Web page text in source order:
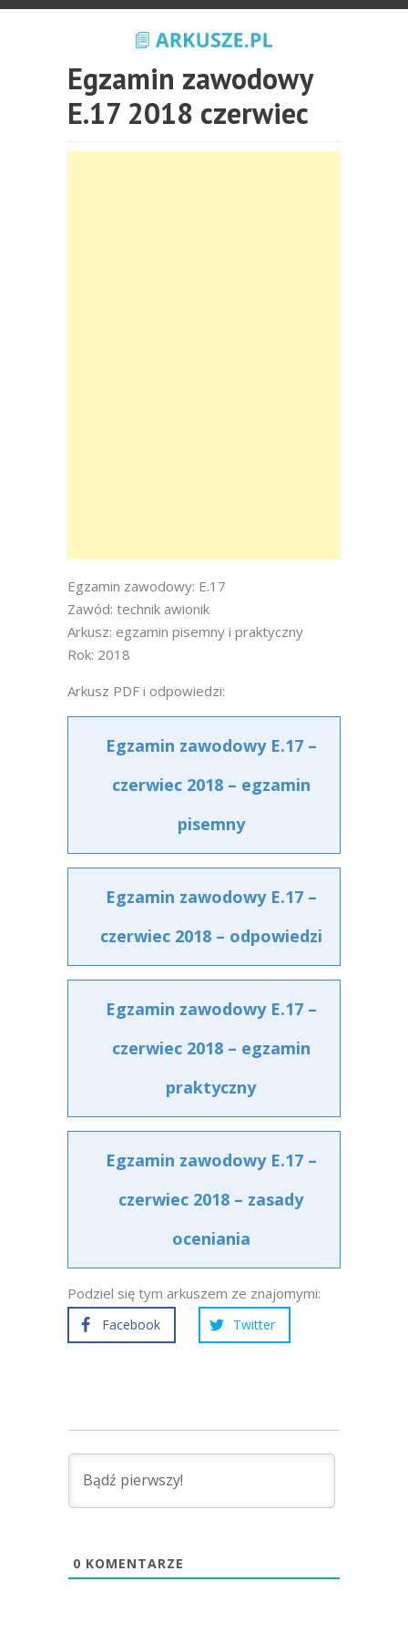
Egzamin zawodowy
E.17 2018 czerwiec
Egzamin zawodowy: E.17
Zawód: technik awionik
Arkusz: egzamin pisemny i praktyczny
Rok: 2018
Arkusz PDF i odpowiedzi:
Egzamin zawodowy E.17 –
czerwiec 2018 – egzamin
pisemny
Egzamin zawodowy E.17 –
czerwiec 2018 – odpowiedzi
Egzamin zawodowy E.17 –
czerwiec 2018 – egzamin
praktyczny
Egzamin zawodowy E.17 –
czerwiec 2018 – zasady
oceniania
Podziel się tym arkuszem ze znajomymi:
Facebook Twitter
0 KOMENTARZE